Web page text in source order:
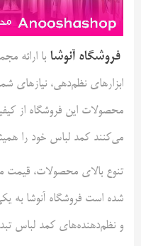
فروشگاه آنوشا با ارائه
ابزارهای نظم‌دهی، نیازهای
محصولات این فروشگاه از
می‌کنند کمد لباس خود را
تنوع بالای محصولات، قیمت
شده است فروشگاه آنوشا به
و نظم‌دهنده‌های کمد لباس